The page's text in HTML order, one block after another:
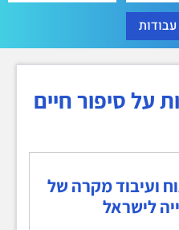
על סיפור חיים
ועיבוד מקרה של
לישראל